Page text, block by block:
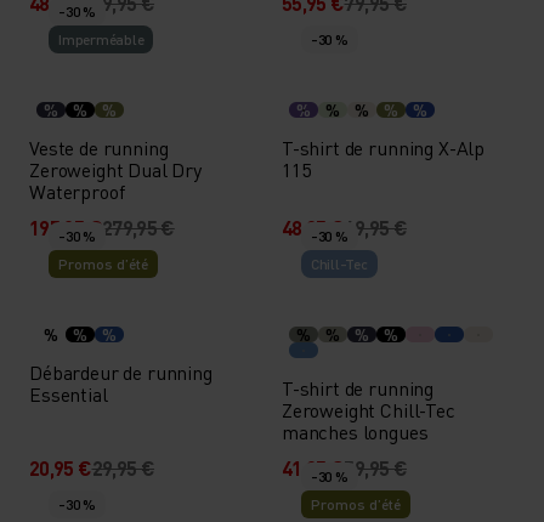
-30 %
Imperméable
% % %
Veste de running
Zeroweight Dual Dry
Waterproof
195,95 €279,95 €
-30 %
% % % % %
T-shirt de running X-Alp
115
48,95 €69,95 €
-30 %
Promos d’été
% % %
Débardeur de running
Essential
20,95 €29,95 €
-30 %
Chill-Tec
% % % %
T-shirt de running
Zeroweight Chill-Tec
manches longues
41,95 €59,95 €
-30 %
-30 %
Promos d’été